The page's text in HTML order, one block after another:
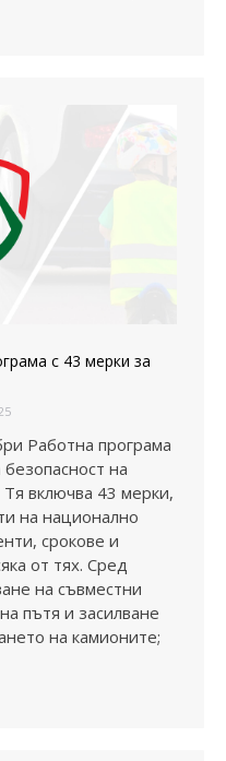
с 43 мерки за
Работна програма
на
включва 43 мерки,
на национално
срокове и
от тях. Сред
на съвместни
пътя и засилване
на камионите;